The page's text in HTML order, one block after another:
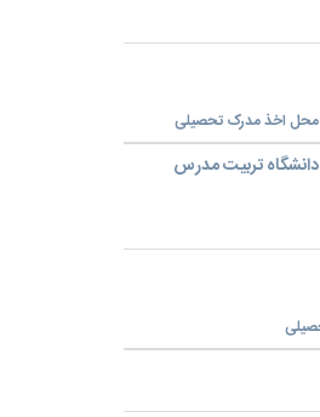
محل اخذ مدرک تحصیلی
دانشگاه تربیت مدرس